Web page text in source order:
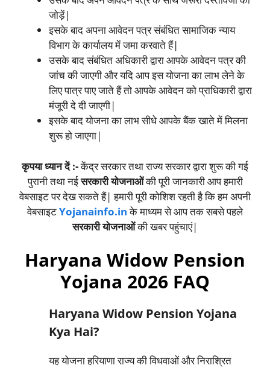
जोड़ें|
इसके बाद अपना आवेदन पत्र संबंधित सामाजिक न्याय
विभाग के कार्यालय में जमा करवाते हैं|
उसके बाद संबंधित अधिकारी द्वारा आपके आवेदन पत्र की
जांच की जाएगी और यदि आप इस योजना का लाभ लेने के
लिए पात्र पाए जाते हैं तो आपके आवेदन को प्राधिकारी द्वारा
मंजूरी दे दी जाएगी|
इसके बाद योजना का लाभ सीधे आपके बैंक खाते में मिलना
शुरू हो जाएगा|
कृपया ध्यान दें :-केंद्र सरकार तथा राज्य सरकार द्वारा शुरू की गई
पुरानी तथा नईसरकारी योजनाओंकी पूरी जानकारी आप हमारी
वेबसाइट पर देख सकते हैं| हमारी पूरी कोशिश रहती है कि हम अपनी
वेबसाइटYojanainfo.inके माध्यम से आप तक सबसे पहले
सरकारी योजनाओंकी खबर पहुंचाएं|
Haryana Widow Pension
Yojana 2026 FAQ
Haryana Widow Pension Yojana
Kya Hai?
यह योजना हरियाणा राज्य की विधवाओं और निराश्रित